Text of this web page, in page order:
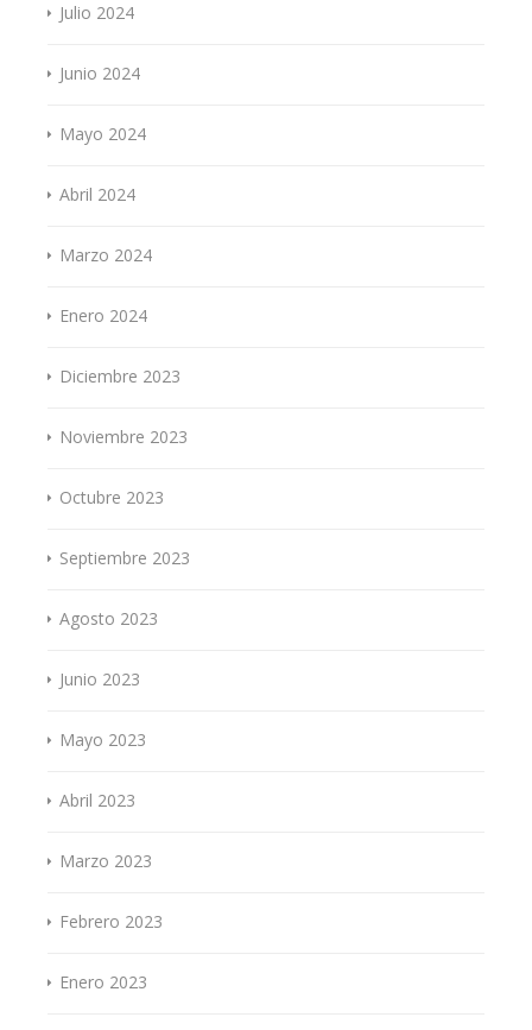
Julio 2024
Junio 2024
Mayo 2024
Abril 2024
Marzo 2024
Enero 2024
Diciembre 2023
Noviembre 2023
Octubre 2023
Septiembre 2023
Agosto 2023
Junio 2023
Mayo 2023
Abril 2023
Marzo 2023
Febrero 2023
Enero 2023